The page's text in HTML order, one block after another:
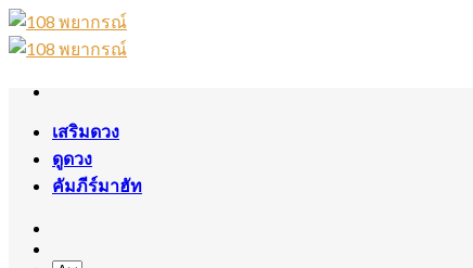
Skip
to
content
เสริมดวง
ดูดวง
คัมภีร์มาฮัท